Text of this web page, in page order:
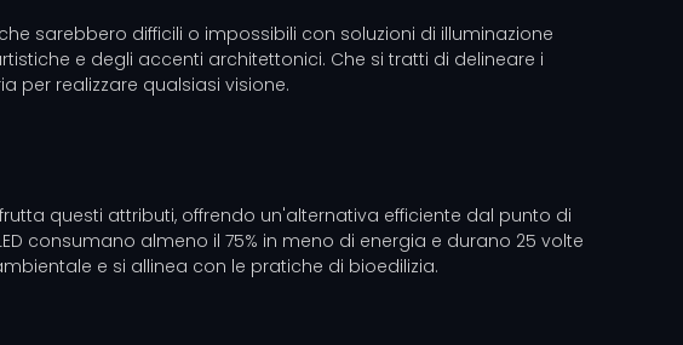
sarebbero difficili o impossibili con soluzioni di illuminazione
e degli accenti architettonici. Che si tratti di delineare i
per realizzare qualsiasi visione.
questi attributi, offrendo un'alternativa efficiente dal punto di
consumano almeno il 75% in meno di energia e durano 25 volte
e si allinea con le pratiche di bioedilizia.